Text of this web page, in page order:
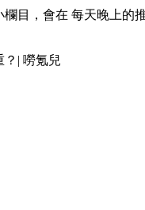
目，會在 每天晚上的
？| 嘮氪兒